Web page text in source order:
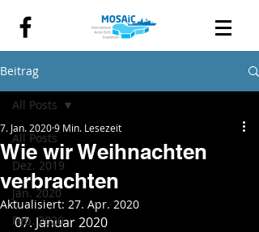
Beitrag
All Posts
Dez. 2019
Jan. 2020
Feb. 2020
All Posts
Wie wir Weihnachten
verbrachten
7. Jan. 20209 Min. Lesezeit
Aktualisiert: 27. Apr. 2020
07. Januar 2020